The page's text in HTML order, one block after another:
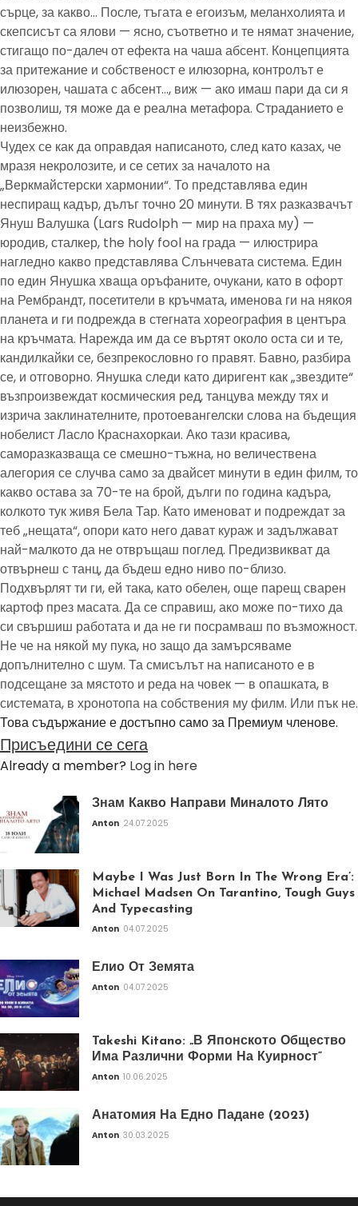
сърце, за какво… После, тъгата е егоизъм, меланхолията и
скепсисът са ялови — ясно, съответно и те нямат значение,
стигащо по-далеч от ефекта на чаша абсент. Концепцията
за притежание и собственост е илюзорна, контролът е
илюзорен, чашата с абсент…, виж — ако имаш пари да си я
позволиш, тя може да е реална метафора. Страданието е
неизбежно.
Чудех се как да оправдая написаното, след като казах, че
мразя некролозите, и се сетих за началото на
„Веркмайстерски хармонии“. То представлява един
неспиращ кадър, дълъг точно 20 минути. В тях разказвачът
Януш Валушка (Lars Rudolph — мир на праха му) —
юродив, сталкер, the holy fool на града — илюстрира
нагледно какво представлява Слънчевата система. Един
по един Янушка хваща оръфаните, очукани, като в офорт
на Рембрандт, посетители в кръчмата, именова ги на някоя
планета и ги подрежда в стегната хореография в центъра
на кръчмата. Нарежда им да се въртят около оста си и те,
кандилкайки се, безпрекословно го правят. Бавно, разбира
се, и отговорно. Янушка следи като диригент как „звездите“
възпроизвеждат космическия ред, танцува между тях и
изрича заклинателните, протоевангелски слова на бъдещия
нобелист Ласло Краснахоркаи. Ако тази красива,
саморазказваща се смешно-тъжна, но величествена
алегория се случва само за двайсет минути в един филм, то
какво остава за 70-те на брой, дълги по година кадъра,
колкото тук живя Бела Тар. Като именоват и подреждат за
теб „нещата“, опори като него дават кураж и задължават
най-малкото да не отвръщаш поглед. Предизвикват да
отвърнеш с танц, да бъдеш едно ниво по-близо.
Подхвърлят ти ги, ей така, като обелен, още парещ сварен
картоф през масата. Да се справиш, ако може по-тихо да
си свършиш работата и да не ги посрамваш по възможност.
Не че на някой му пука, но защо да замърсяваме
допълнително с шум. Та смисълът на написаното е в
подсещане за мястото и реда на човек — в опашката, в
системата, в хронотопа на собствения му филм. Или пък не.
Това съдържание е достъпно само за Премиум членове.
Присъедини се сега
Already a member? Log in here
Знам Какво Направи Миналото Лято
Anton 24.07.2025
Maybe I Was Just Born In The Wrong Era’:
Michael Madsen On Tarantino, Tough Guys
And Typecasting
Anton 04.07.2025
Елио От Земята
Anton 04.07.2025
Takeshi Kitano: „В Японското Общество
Има Различни Форми На Куирност“
Anton 10.06.2025
Анатомия На Едно Падане (2023)
Anton 30.03.2025